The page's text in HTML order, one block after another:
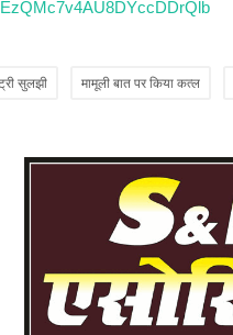
सुलझी मामूली बात पर किया कत्ल